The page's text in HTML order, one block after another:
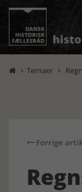
 Temaer 
Forrige